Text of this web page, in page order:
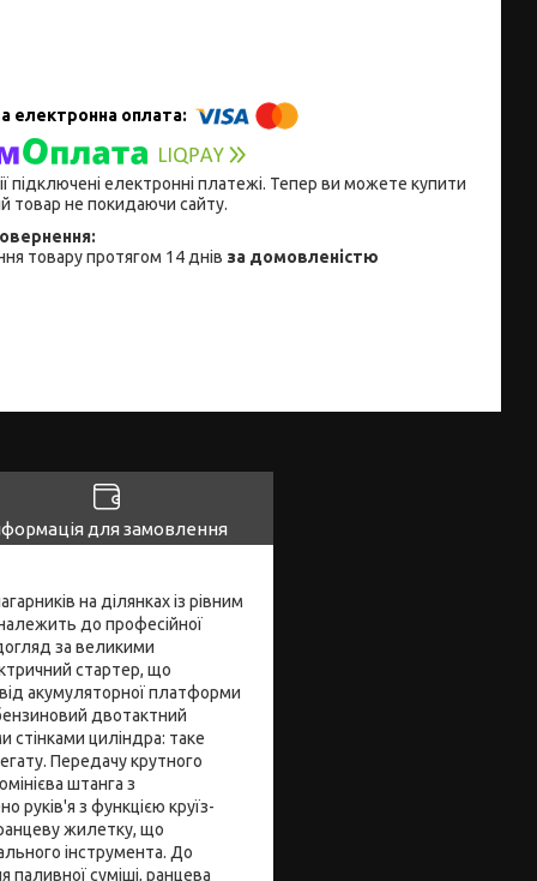
підключені електронні платежі. Тепер ви можете купити
товар не покидаючи сайту.
товару протягом 14 днів за домовленістю
для замовлення
на ділянках із рівним
до професійної
за великими
стартер, що
акумуляторної платформи
двотактний
циліндра: таке
Передачу крутного
штанга з
руків'я з функцією круїз-
жилетку, що
інструмента. До
суміші, ранцева